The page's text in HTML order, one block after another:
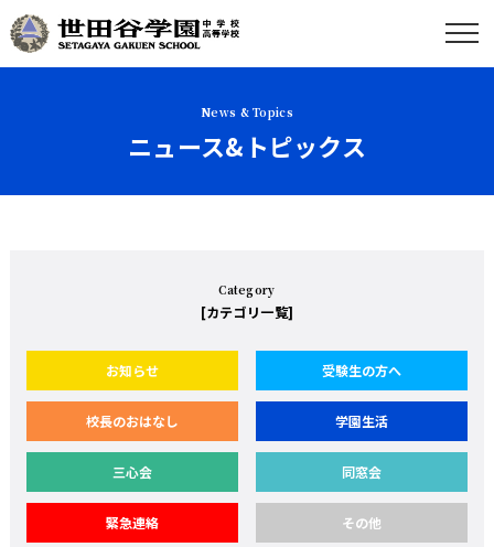
News & Topics
ニュース&トピックス
Category
[カテゴリ一覧]
お知らせ 受験生の方へ
校長のおはなし 学園生活
三心会 同窓会
緊急連絡 その他